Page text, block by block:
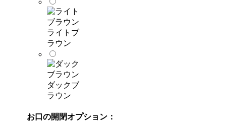
ライトブ
ラウン
ダックブ
ラウン
お口の開閉オプション：